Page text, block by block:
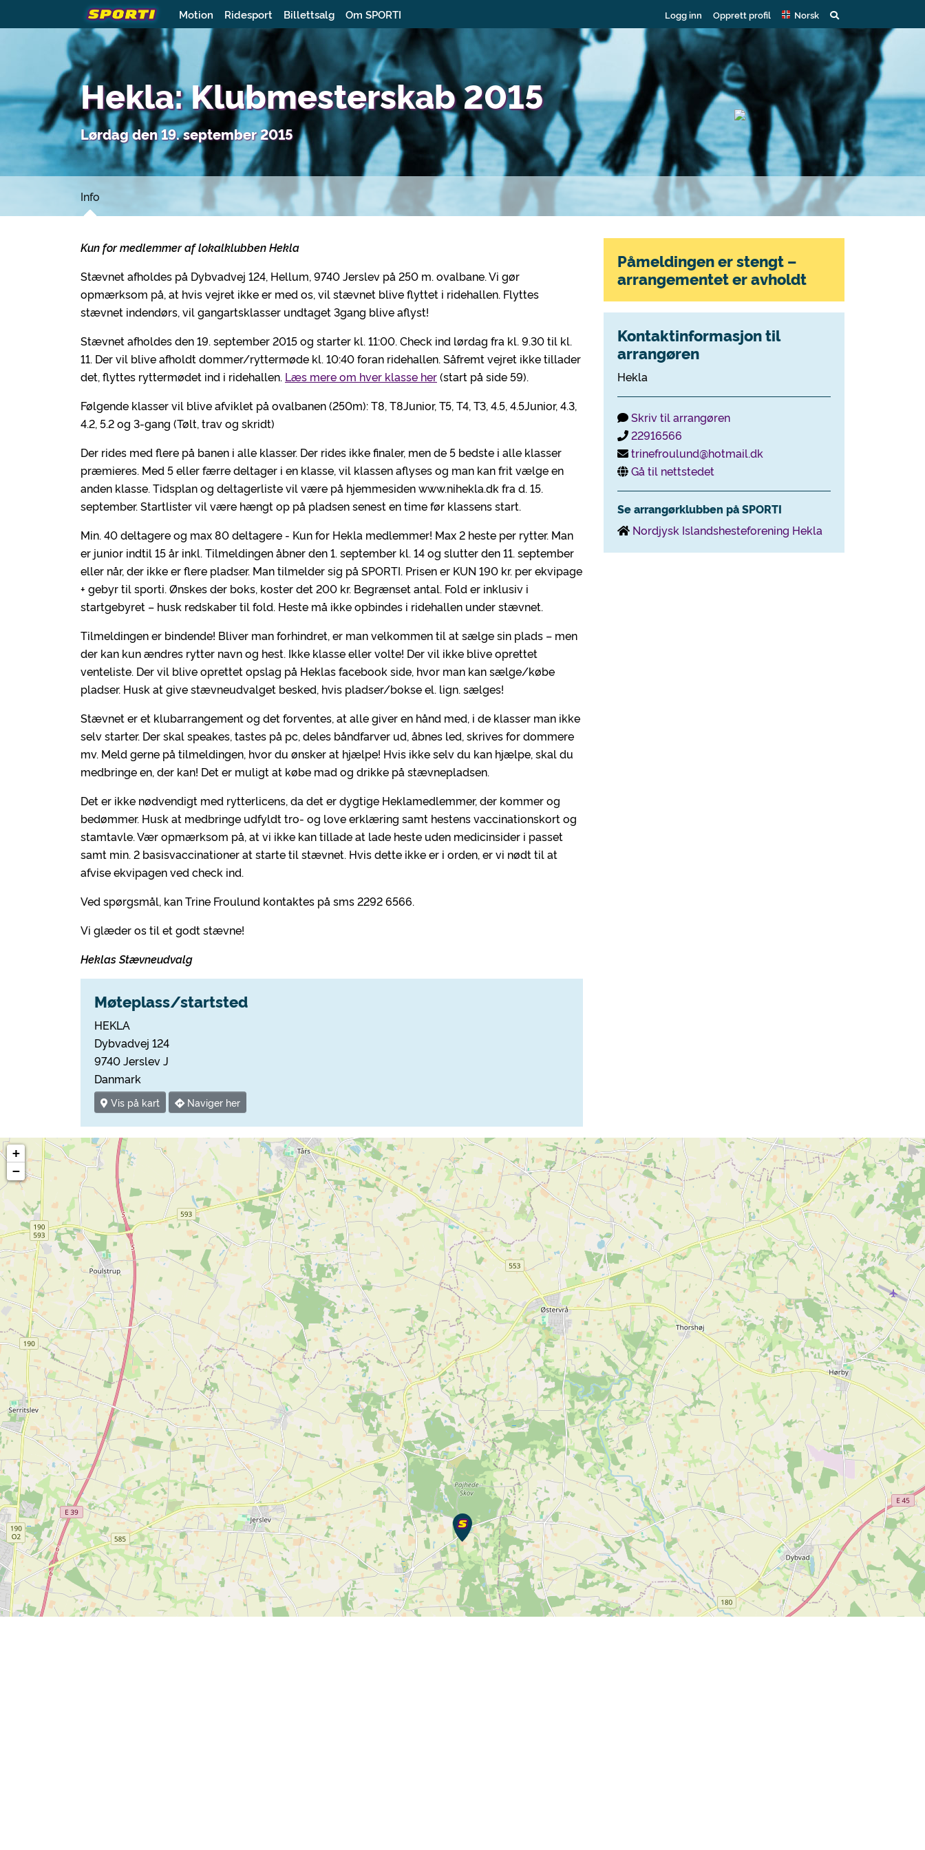
Motion Ridesport Billettsalg Om SPORTI Logg inn Opprett profil Norsk
Hekla: Klubmesterskab 2015
Lørdag den 19. september 2015
Info
Kun for medlemmer af lokalklubben Hekla
Stævnet afholdes på Dybvadvej 124, Hellum, 9740 Jerslev på 250 m. ovalbane. Vi gør
opmærksom på, at hvis vejret ikke er med os, vil stævnet blive flyttet i ridehallen. Flyttes
stævnet indendørs, vil gangartsklasser undtaget 3gang blive aflyst!
Stævnet afholdes den 19. september 2015 og starter kl. 11:00. Check ind lørdag fra kl. 9.30 til kl.
11. Der vil blive afholdt dommer/ryttermøde kl. 10:40 foran ridehallen. Såfremt vejret ikke tillader
det, flyttes ryttermødet ind i ridehallen. Læs mere om hver klasse her(start på side 59).
Følgende klasser vil blive afviklet på ovalbanen (250m): T8, T8Junior, T5, T4, T3, 4.5, 4.5Junior, 4.3,
4.2, 5.2 og 3-gang (Tølt, trav og skridt)
Der rides med flere på banen i alle klasser. Der rides ikke finaler, men de 5 bedste i alle klasser
præmieres. Med 5 eller færre deltager i en klasse, vil klassen aflyses og man kan frit vælge en
anden klasse. Tidsplan og deltagerliste vil være på hjemmesiden www.nihekla.dk fra d. 15.
september. Startlister vil være hængt op på pladsen senest en time før klassens start.
Min. 40 deltagere og max 80 deltagere - Kun for Hekla medlemmer! Max 2 heste per rytter. Man
er junior indtil 15 år inkl. Tilmeldingen åbner den 1. september kl. 14 og slutter den 11. september
eller når, der ikke er flere pladser. Man tilmelder sig på SPORTI. Prisen er KUN 190 kr. per ekvipage
+ gebyr til sporti. Ønskes der boks, koster det 200 kr. Begrænset antal. Fold er inklusiv i
startgebyret – husk redskaber til fold. Heste må ikke opbindes i ridehallen under stævnet.
Tilmeldingen er bindende! Bliver man forhindret, er man velkommen til at sælge sin plads – men
der kan kun ændres rytter navn og hest. Ikke klasse eller volte! Der vil ikke blive oprettet
venteliste. Der vil blive oprettet opslag på Heklas facebook side, hvor man kan sælge/købe
pladser. Husk at give stævneudvalget besked, hvis pladser/bokse el. lign. sælges!
Stævnet er et klubarrangement og det forventes, at alle giver en hånd med, i de klasser man ikke
selv starter. Der skal speakes, tastes på pc, deles båndfarver ud, åbnes led, skrives for dommere
mv. Meld gerne på tilmeldingen, hvor du ønsker at hjælpe! Hvis ikke selv du kan hjælpe, skal du
medbringe en, der kan! Det er muligt at købe mad og drikke på stævnepladsen.
Det er ikke nødvendigt med rytterlicens, da det er dygtige Heklamedlemmer, der kommer og
bedømmer. Husk at medbringe udfyldt tro- og love erklæring samt hestens vaccinationskort og
stamtavle. Vær opmærksom på, at vi ikke kan tillade at lade heste uden medicinsider i passet
samt min. 2 basisvaccinationer at starte til stævnet. Hvis dette ikke er i orden, er vi nødt til at
afvise ekvipagen ved check ind.
Ved spørgsmål, kan Trine Froulund kontaktes på sms 2292 6566.
Vi glæder os til et godt stævne!
Heklas Stævneudvalg
Møteplass/startsted
HEKLA
Dybvadvej 124
9740 Jerslev J
Danmark
Vis på kart Naviger her
Påmeldingen er stengt –
arrangementet er avholdt
Kontaktinformasjon til
arrangøren
Hekla
Skriv til arrangøren
22916566
trinefroulund@hotmail.dk
Gå til nettstedet
Se arrangørklubben på SPORTI
Nordjysk Islandshesteforening Hekla
+
−